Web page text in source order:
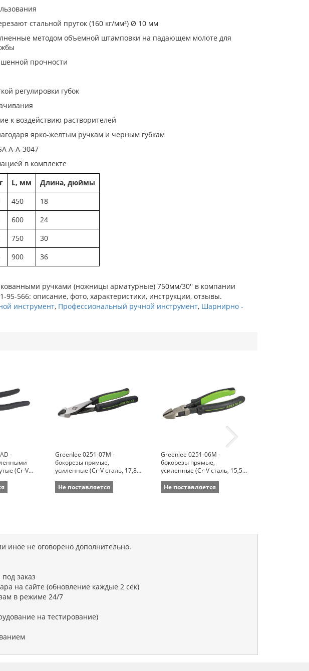
стальной пруток (160 кг/мм²) Ø 10 мм
методом объемной штамповки на падающем молоте для
прочности
регулировки губок
к воздействию растворителей
ярко-желтым ручкам и черным губкам
A-A-3047
в комплекте
L, мм
Длина, дюймы
450
18
600
24
750
30
900 36
кованными ручками (ножницы арматурные) 750мм/30'' в компании
95-566: описание, фото, характеристики, инструкции, отзывы.
инструмент, Профессиональный ручной инструмент, Шарнирно -
-
(Cr-V
Greenlee 0251-07M -
бокорезы прямые,
усиленные (Cr-V сталь, 17,8
Не поставляется
Greenlee 0251-06M -
бокорезы прямые,
усиленные (Cr-V сталь, 15,5
Не поставляется
иное не оговорено дополнительно.
заказ
на сайте (обновление каждые 2 сек)
в режиме 24/7
на тестирование)